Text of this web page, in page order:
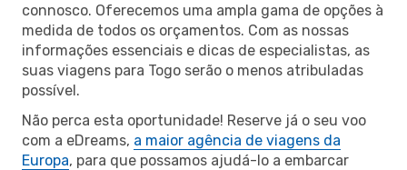
connosco. Oferecemos uma ampla gama de opções à
medida de todos os orçamentos. Com as nossas
informações essenciais e dicas de especialistas, as
suas viagens para Togo serão o menos atribuladas
possível.
Não perca esta oportunidade! Reserve já o seu voo
com a eDreams, a maior agência de viagens da
Europa, para que possamos ajudá-lo a embarcar